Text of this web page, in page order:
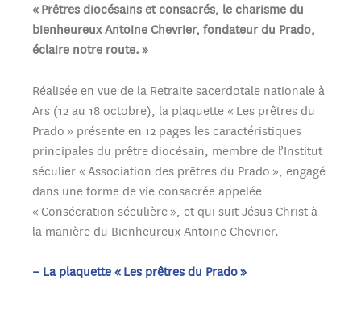
« Prêtres diocésains et consacrés, le charisme du
bienheureux Antoine Chevrier, fondateur du Prado,
éclaire notre route. »
Réalisée en vue de la Retraite sacerdotale nationale à
Ars (12 au 18 octobre), la plaquette « Les prêtres du
Prado » présente en 12 pages les caractéristiques
principales du prêtre diocésain, membre de l’Institut
séculier « Association des prêtres du Prado », engagé
dans une forme de vie consacrée appelée
« Consécration séculière », et qui suit Jésus Christ à
la manière du Bienheureux Antoine Chevrier.
– La plaquette « Les prêtres du Prado »